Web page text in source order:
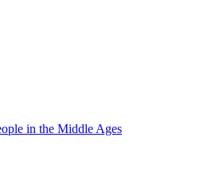
in the Middle Ages